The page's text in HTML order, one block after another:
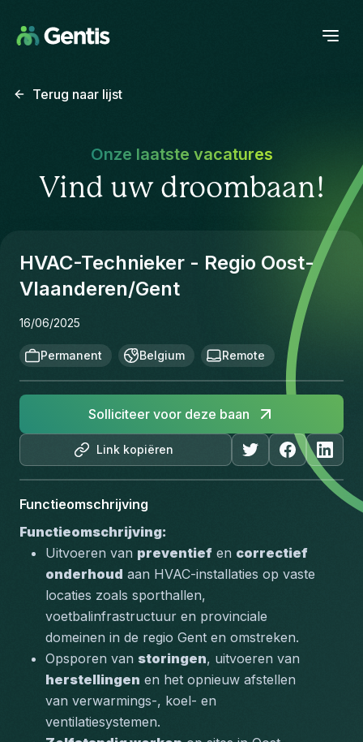
Terug naar lijst
Onze laatste vacatures
Vind uw droombaan!
HVAC-Technieker - Regio Oost-
Vlaanderen/Gent
16/06/2025
Permanent Belgium Remote
Link kopiëren
Solliciteer voor deze baan
Functieomschrijving
Functieomschrijving:
Uitvoeren van preventief en correctief
onderhoud aan HVAC-installaties op vaste
locaties zoals sporthallen,
voetbalinfrastructuur en provinciale
domeinen in de regio Gent en omstreken.
Opsporen van storingen
herstellingen en het opnieuw afstellen
van verwarmings-, koel- en
ventilatiesystemen.